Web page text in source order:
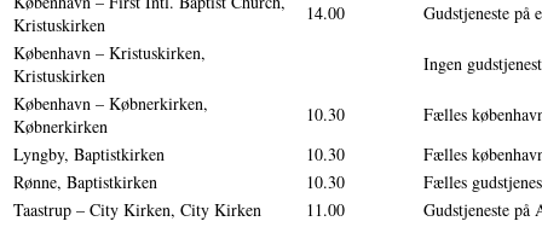
Kristuskirken
14.00
Gudstjeneste på
København – Kristuskirken,
Kristuskirken
Ingen
København – Købnerkirken,
Købnerkirken
10.30
Fælles
Lyngby, Baptistkirken
10.30
Fælles
Rønne, Baptistkirken
10.30
Fælles
Taastrup – City Kirken, City Kirken
11.00 Gudstjeneste på